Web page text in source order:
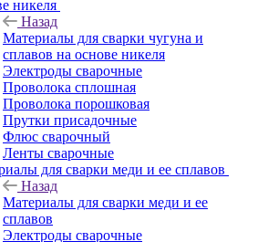
никеля
Назад
Материалы для сварки чугуна и
сплавов на основе никеля
Электроды сварочные
Проволока сплошная
Проволока порошковая
Прутки присадочные
Флюс сварочный
Ленты сварочные
для сварки меди и ее сплавов
Назад
Материалы для сварки меди и ее
сплавов
Электроды сварочные